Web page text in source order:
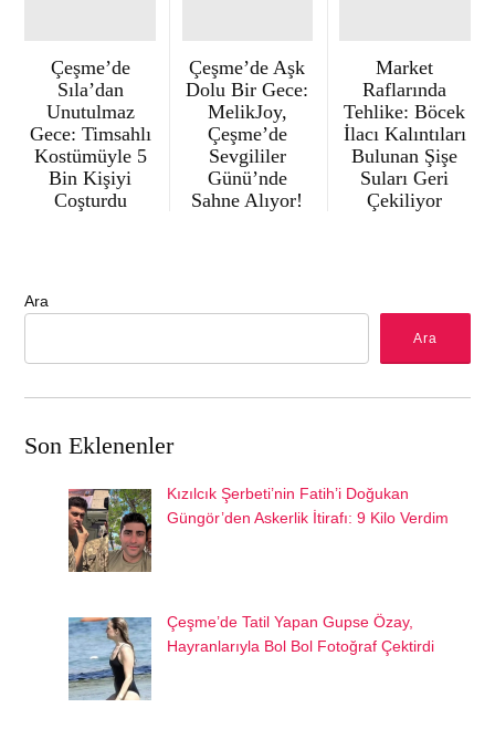
Çeşme’de
Sıla’dan
Unutulmaz
Gece: Timsahlı
Kostümüyle 5
Bin Kişiyi
Coşturdu
Çeşme’de Aşk
Dolu Bir Gece:
MelikJoy,
Çeşme’de
Sevgililer
Günü’nde
Sahne Alıyor!
Market
Raflarında
Tehlike: Böcek
İlacı Kalıntıları
Bulunan Şişe
Suları Geri
Çekiliyor
Ara
Ara
Son Eklenenler
Kızılcık Şerbeti’nin Fatih’i Doğukan
Güngör’den Askerlik İtirafı: 9 Kilo Verdim
Çeşme’de Tatil Yapan Gupse Özay,
Hayranlarıyla Bol Bol Fotoğraf Çektirdi